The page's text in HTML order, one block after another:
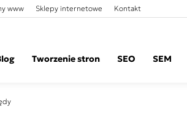
www Sklepy internetowe Kontakt
Tworzenie stron SEO SEM